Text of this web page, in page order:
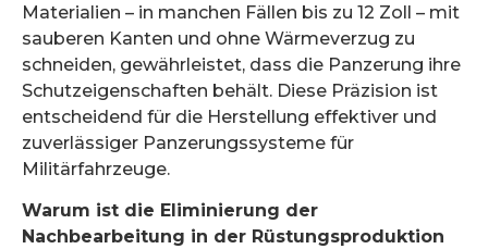
Materialien – in manchen Fällen bis zu 12 Zoll – mit
sauberen Kanten und ohne Wärmeverzug zu
schneiden, gewährleistet, dass die Panzerung ihre
Schutzeigenschaften behält. Diese Präzision ist
entscheidend für die Herstellung effektiver und
zuverlässiger Panzerungssysteme für
Militärfahrzeuge.
Warum ist die Eliminierung der
Nachbearbeitung in der Rüstungsproduktion